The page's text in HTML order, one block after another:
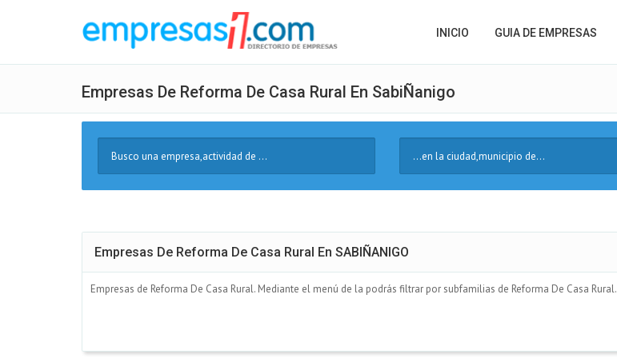
INICIO GUIA DE EMPRESAS
Empresas De Reforma De Casa Rural En SabiÑanigo
Texto
Empresas De Reforma De Casa Rural En SABIÑANIGO
Empresas de Reforma De Casa Rural. Mediante el menú de la podrás filtrar por subfamilias de Reforma De Casa Rural.